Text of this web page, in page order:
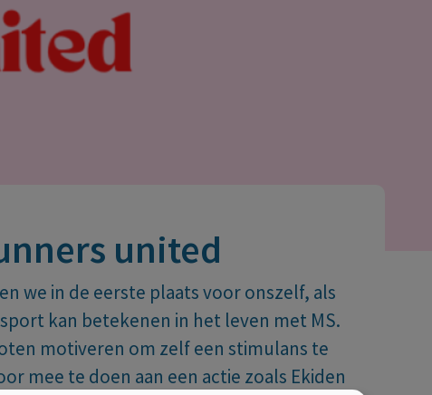
united
we in de eerste plaats voor onszelf, als
kan betekenen in het leven met MS.
motiveren om zelf een stimulans te
mee te doen aan een actie zoals Ekiden